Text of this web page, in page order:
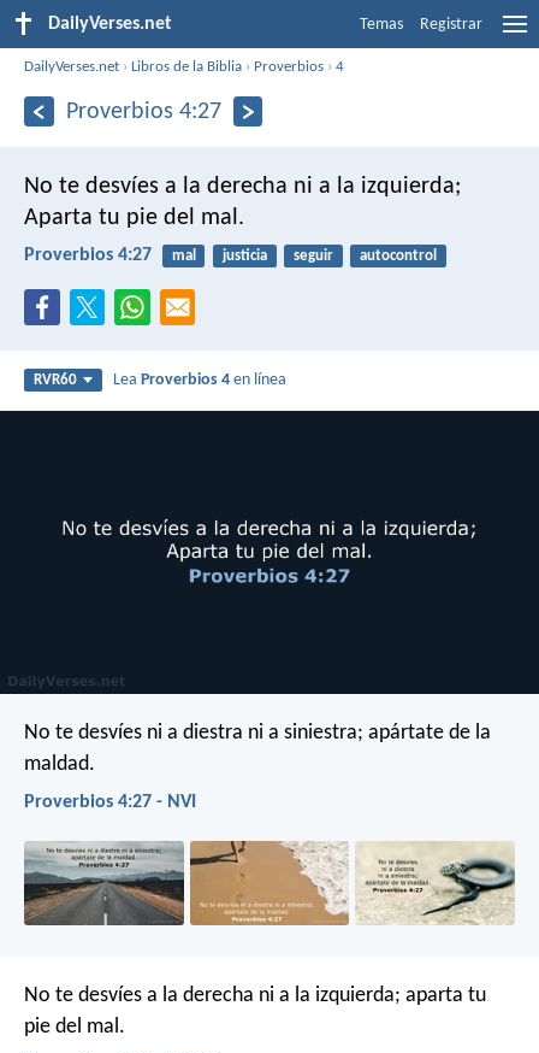
DailyVerses.net Temas Registrar
DailyVerses.net ›Libros de la Biblia › Proverbios ›4
Proverbios 4:27
No te desvíes a la derecha ni a la izquierda;
Aparta tu pie del mal.
Proverbios 4:27 mal justicia seguir autocontrol
RVR60 LeaProverbios 4 en línea
No te desvíes ni a diestra ni a siniestra; apártate de la
maldad.
Proverbios 4:27 - NVI
No te desvíes a la derecha ni a la izquierda; aparta tu
pie del mal.